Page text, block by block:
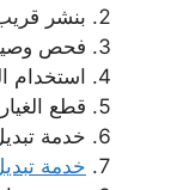
بنشر
فحص
استخدام
قطع
خدمة
خدمة